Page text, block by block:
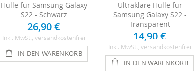
Hülle für Samsung Galaxy
S22 - Schwarz
26,90 €
Inkl. MwSt. , versandkostenfrei
IN DEN WARENKORB
Ultraklare Hülle für
Samsung Galaxy S22 -
Transparent
14,90 €
Inkl. MwSt. , versandkostenfrei
IN DEN WARENKORB